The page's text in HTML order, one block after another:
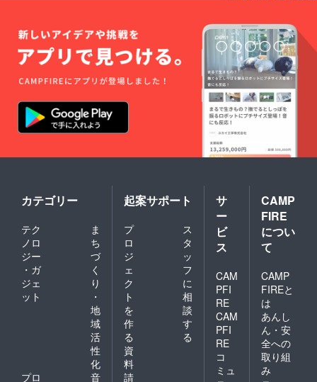
です。
SNSの
力を、
あなた
の夢の
実現に
役立て
てくだ
さい！
ど、そ
のため
には“本
質”を理
解し、
地道に
積み重
ねるこ
とが必
は、単
クでは
なく
「考え
方」と
「仕組
み化」
に重き
ていま
す。 一
人では
たどり
着けな
かった
景色
を、こ
こで一
緒に目
なたの
想いや
サービ
スを、
必要な
人に
しっか
り届け
ます。
い方、
ある発
信を仕
掛けて
いきま
しょ
う。 ※
内容に
は事前
確認や
調整の
ご相談
をさせ
ていた
だく場
合があ
す。
カテゴリー
テク
ノロ
ジー
・ガ
ジェ
ット
ま
ち
づ
く
り
・
地
域
活
性
化
プロ
音
起案サポート
プ
ロ
ジ
ェ
ク
ト
を
作
る
ス
タ
ッ
フ
に
相
談
す
る
資
料
請
サ
ー
ビ
ス
CAM
PFI
RE
CAM
PFI
RE
コ
ミュ
CAMP
FIRE
につい
て
CAMP
FIREと
は
あんし
ん・安
全への
取り組
み